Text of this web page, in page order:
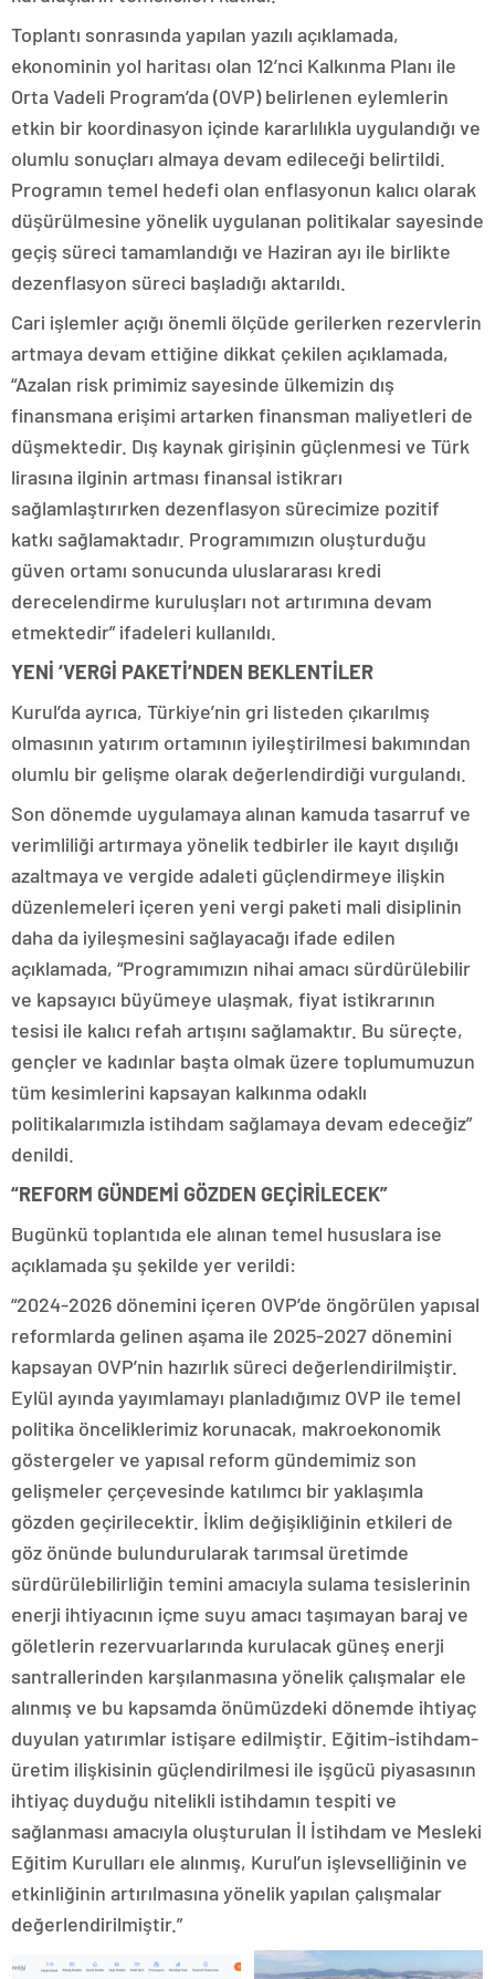
Toplantı sonrasında yapılan yazılı açıklamada,
ekonominin yol haritası olan 12’nci Kalkınma Planı ile
Orta Vadeli Program’da (OVP) belirlenen eylemlerin
etkin bir koordinasyon içinde kararlılıkla uygulandığı ve
olumlu sonuçları almaya devam edileceği belirtildi.
Programın temel hedefi olan enflasyonun kalıcı olarak
düşürülmesine yönelik uygulanan politikalar sayesinde
geçiş süreci tamamlandığı ve Haziran ayı ile birlikte
dezenflasyon süreci başladığı aktarıldı.
Cari işlemler açığı önemli ölçüde gerilerken rezervlerin
artmaya devam ettiğine dikkat çekilen açıklamada,
“Azalan risk primimiz sayesinde ülkemizin dış
finansmana erişimi artarken finansman maliyetleri de
düşmektedir. Dış kaynak girişinin güçlenmesi ve Türk
lirasına ilginin artması finansal istikrarı
sağlamlaştırırken dezenflasyon sürecimize pozitif
katkı sağlamaktadır. Programımızın oluşturduğu
güven ortamı sonucunda uluslararası kredi
derecelendirme kuruluşları not artırımına devam
etmektedir” ifadeleri kullanıldı.
YENİ ‘VERGİ PAKETİ’NDEN BEKLENTİLER
Kurul’da ayrıca, Türkiye’nin gri listeden çıkarılmış
olmasının yatırım ortamının iyileştirilmesi bakımından
olumlu bir gelişme olarak değerlendirdiği vurgulandı.
Son dönemde uygulamaya alınan kamuda tasarruf ve
verimliliği artırmaya yönelik tedbirler ile kayıt dışılığı
azaltmaya ve vergide adaleti güçlendirmeye ilişkin
düzenlemeleri içeren yeni vergi paketi mali disiplinin
daha da iyileşmesini sağlayacağı ifade edilen
açıklamada, “Programımızın nihai amacı sürdürülebilir
ve kapsayıcı büyümeye ulaşmak, fiyat istikrarının
tesisi ile kalıcı refah artışını sağlamaktır. Bu süreçte,
gençler ve kadınlar başta olmak üzere toplumumuzun
tüm kesimlerini kapsayan kalkınma odaklı
politikalarımızla istihdam sağlamaya devam edeceğiz”
denildi.
“REFORM GÜNDEMİ GÖZDEN GEÇİRİLECEK”
Bugünkü toplantıda ele alınan temel hususlara ise
açıklamada şu şekilde yer verildi:
“2024-2026 dönemini içeren OVP’de öngörülen yapısal
reformlarda gelinen aşama ile 2025-2027 dönemini
kapsayan OVP’nin hazırlık süreci değerlendirilmiştir.
Eylül ayında yayımlamayı planladığımız OVP ile temel
politika önceliklerimiz korunacak, makroekonomik
göstergeler ve yapısal reform gündemimiz son
gelişmeler çerçevesinde katılımcı bir yaklaşımla
gözden geçirilecektir. İklim değişikliğinin etkileri de
göz önünde bulundurularak tarımsal üretimde
sürdürülebilirliğin temini amacıyla sulama tesislerinin
enerji ihtiyacının içme suyu amacı taşımayan baraj ve
göletlerin rezervuarlarında kurulacak güneş enerji
santrallerinden karşılanmasına yönelik çalışmalar ele
alınmış ve bu kapsamda önümüzdeki dönemde ihtiyaç
duyulan yatırımlar istişare edilmiştir. Eğitim-istihdam-
üretim ilişkisinin güçlendirilmesi ile işgücü piyasasının
ihtiyaç duyduğu nitelikli istihdamın tespiti ve
sağlanması amacıyla oluşturulan İl İstihdam ve Mesleki
Eğitim Kurulları ele alınmış, Kurul’un işlevselliğinin ve
etkinliğinin artırılmasına yönelik yapılan çalışmalar
değerlendirilmiştir.”